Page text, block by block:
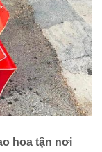
hoa tận nơi